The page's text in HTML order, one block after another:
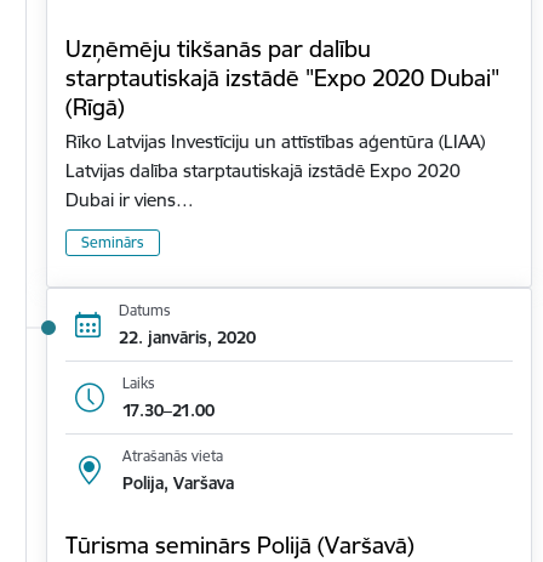
Uzņēmēju tikšanās par dalību
starptautiskajā izstādē "Expo 2020 Dubai"
(Rīgā)
Rīko Latvijas Investīciju un attīstības aģentūra (LIAA)
Latvijas dalība starptautiskajā izstādē Expo 2020
Dubai ir viens…
Seminārs
Datums
22. janvāris, 2020
Laiks
17.30–21.00
Atrašanās vieta
Polija, Varšava
Tūrisma seminārs Polijā (Varšavā)